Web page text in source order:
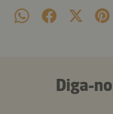
Diga-